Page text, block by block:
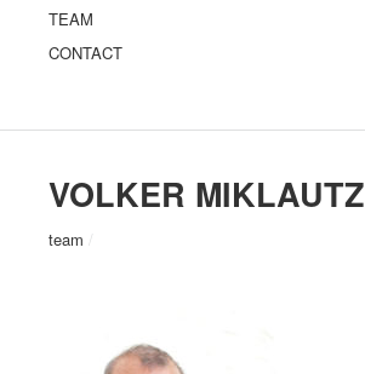
TEAM
CONTACT
VOLKER MIKLAUTZ
team /